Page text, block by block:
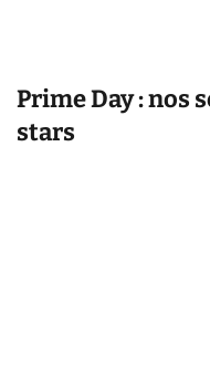
Prime Day : nos
stars